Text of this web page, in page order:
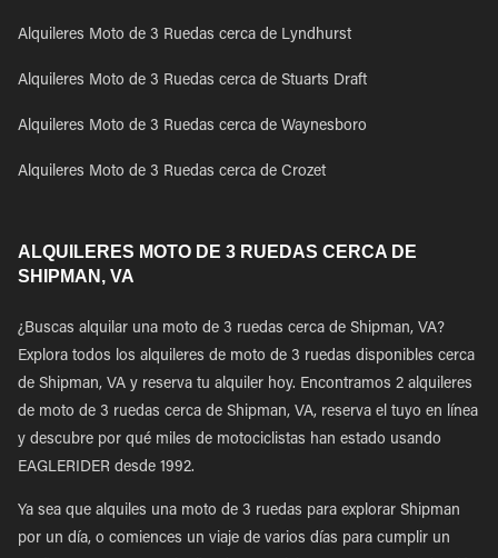
Alquileres Moto de 3 Ruedas cerca de Lyndhurst
Alquileres Moto de 3 Ruedas cerca de Stuarts Draft
Alquileres Moto de 3 Ruedas cerca de Waynesboro
Alquileres Moto de 3 Ruedas cerca de Crozet
ALQUILERES MOTO DE 3 RUEDAS CERCA DE
SHIPMAN, VA
¿Buscas alquilar una moto de 3 ruedas cerca de Shipman, VA?
Explora todos los alquileres de moto de 3 ruedas disponibles cerca
de Shipman, VA y reserva tu alquiler hoy. Encontramos 2 alquileres
de moto de 3 ruedas cerca de Shipman, VA, reserva el tuyo en línea
y descubre por qué miles de motociclistas han estado usando
EAGLERIDER desde 1992.
Ya sea que alquiles una moto de 3 ruedas para explorar Shipman
por un día, o comiences un viaje de varios días para cumplir un